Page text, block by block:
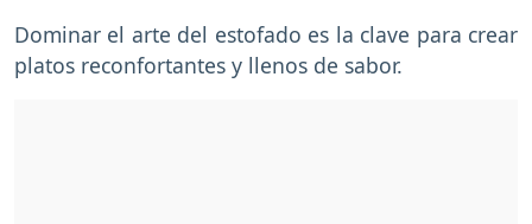
Dominar el arte del estofado es la clave para crear
platos reconfortantes y llenos de sabor.